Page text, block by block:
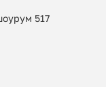
517